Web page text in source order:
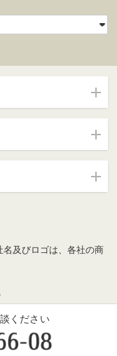
名及びロゴは、各社の商
ください